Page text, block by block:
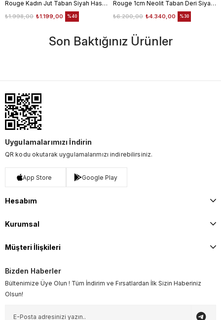
Rouge Kadın Jut Taban Siyah Hasır Terlik 715
₺1.199,00
₺1.998,00 %40
Rouge 1cm Neolit Taban Deri Siyah Kadın Terlik 0197-169
₺4.340,00
₺6.200,00 %30
Son Baktığınız Ürünler
Uygulamalarımızı İndirin
QR kodu okutarak uygulamalarımızı indirebilirsiniz.
App Store Google Play
Hesabım
Kurumsal
Müşteri İlişkileri
Bizden Haberler
Bültenimize Üye Olun ! Tüm İndirim ve Fırsatlardan İlk Sizin Haberiniz
Olsun!